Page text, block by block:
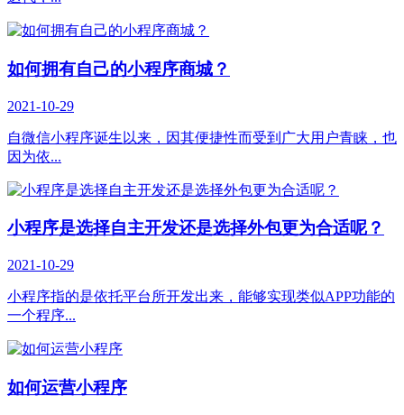
如何拥有自己的小程序商城？
2021-10-29
自微信小程序诞生以来，因其便捷性而受到广大用户青睐，也
因为依...
小程序是选择自主开发还是选择外包更为合适呢？
2021-10-29
小程序指的是依托平台所开发出来，能够实现类似APP功能的
一个程序...
如何运营小程序